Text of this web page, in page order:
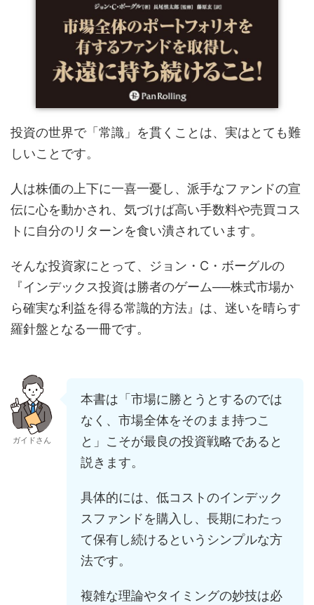
投資の世界で「常識」を貫くことは、実はとても難
しいことです。
人は株価の上下に一喜一憂し、派手なファンドの宣
伝に心を動かされ、気づけば高い手数料や売買コス
トに自分のリターンを食い潰されています。
そんな投資家にとって、ジョン・C・ボーグルの
『インデックス投資は勝者のゲーム──株式市場か
ら確実な利益を得る常識的方法』は、迷いを晴らす
羅針盤となる一冊です。
ガイドさん
本書は「市場に勝とうとするのでは
なく、市場全体をそのまま持つこ
と」こそが最良の投資戦略であると
説きます。
具体的には、低コストのインデック
スファンドを購入し、長期にわたっ
て保有し続けるというシンプルな方
法です。
複雑な理論やタイミングの妙技は必